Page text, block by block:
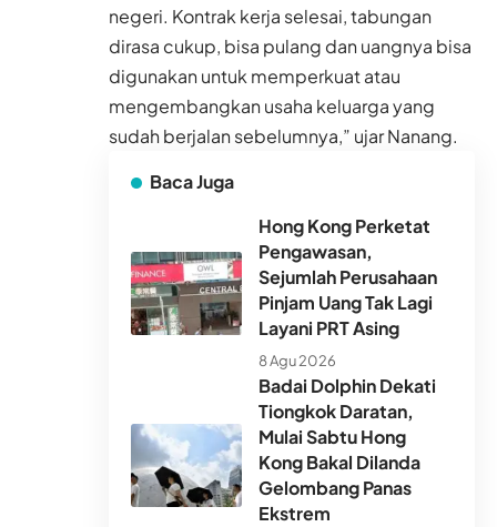
negeri. Kontrak kerja selesai, tabungan
dirasa cukup, bisa pulang dan uangnya bisa
digunakan untuk memperkuat atau
mengembangkan usaha keluarga yang
sudah berjalan sebelumnya,” ujar Nanang.
Baca Juga
Hong Kong Perketat
Pengawasan,
Sejumlah Perusahaan
Pinjam Uang Tak Lagi
Layani PRT Asing
8 Agu 2026
Badai Dolphin Dekati
Tiongkok Daratan,
Mulai Sabtu Hong
Kong Bakal Dilanda
Gelombang Panas
Ekstrem